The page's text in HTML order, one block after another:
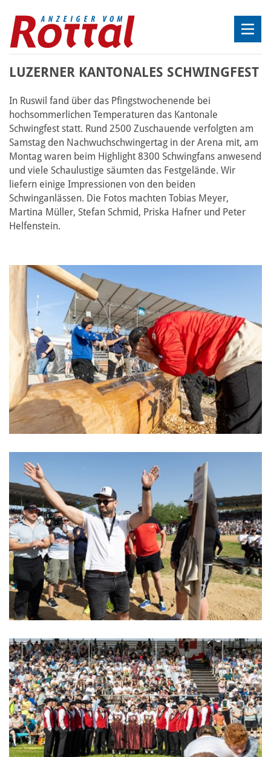
LUZERNER KANTONALES SCHWINGFEST
In Ruswil fand über das Pfingstwochenende bei
hochsommerlichen Temperaturen das Kantonale
Schwingfest statt. Rund 2500 Zuschauende verfolgten am
Samstag den Nachwuchschwingertag in der Arena mit, am
Montag waren beim Highlight 8300 Schwingfans anwesend
und viele Schaulustige säumten das Festgelände. Wir
liefern einige Impressionen von den beiden
Schwinganlässen. Die Fotos machten Tobias Meyer,
Martina Müller, Stefan Schmid, Priska Hafner und Peter
Helfenstein.